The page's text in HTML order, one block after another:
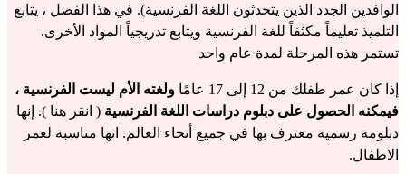
الوافدين الجدد الذين يتحدثون اللغة الفرنسية). في هذا الفصل ، يتابع
التلميذ تعليماً مكثفاً للغة الفرنسية ويتابع تدريجياً المواد الأخرى.
تستمر هذه المرحلة لمدة عام واحد
إذا كان عمر طفلك من 12 إلى 17 عامًا
ولغته الأم ليست الفرنسية ،
فيمكنه الحصول على دبلوم دراسات اللغة الفرنسية ( انقر هنا ). إنها
دبلومة رسمية معترف بها في جميع أنحاء العالم. انها مناسبة لعمر
الاطفال.